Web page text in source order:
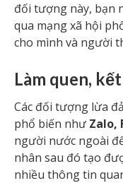
đối tượng này, bạn
qua mạng xã hội
cho mình và người
Làm quen,
Các đối tượng lừa
phổ biến như Zalo,
người nước ngoài
nhân sau đó tạo
nhiều thông tin